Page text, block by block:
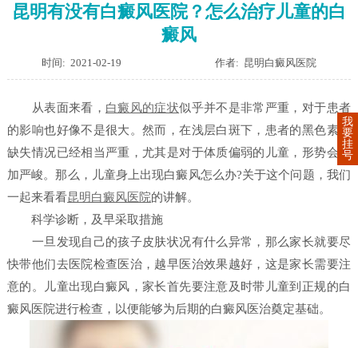
昆明有没有白癜风医院？怎么治疗儿童的白
癜风
时间: 2021-02-19 作者: 昆明白癜风医院
从表面来看， 白癜风的症状似乎并不是非常严重，对于患者
的影响也好像不是很大。然而，在浅层白斑下，患者的黑色素的
缺失情况已经相当严重，尤其是对于体质偏弱的儿童，形势会更
加严峻。那么，儿童身上出现白癜风怎么办?关于这个问题，我们
一起来看看昆明白癜风医院的讲解。
科学诊断，及早采取措施
一旦发现自己的孩子皮肤状况有什么异常，那么家长就要尽
快带他们去医院检查医治，越早医治效果越好，这是家长需要注
意的。儿童出现白癜风，家长首先要注意及时带儿童到正规的白
癜风医院进行检查，以便能够为后期的白癜风医治奠定基础。
我
要
挂
号